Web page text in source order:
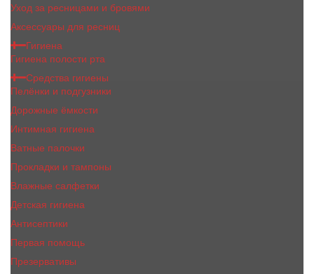
Уход за ресницами и бровями
Аксессуары для ресниц
Гигиена
Гигиена полости рта
Средства гигиены
Пелёнки и подгузники
Дорожные ёмкости
Интимная гигиена
Ватные палочки
Прокладки и тампоны
Влажные салфетки
Детская гигиена
Антисептики
Первая помощь
Презервативы